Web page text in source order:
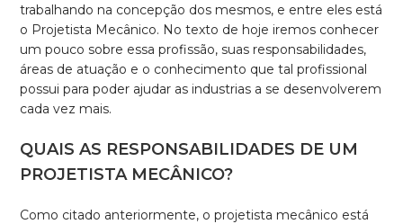
trabalhando na concepção dos mesmos, e entre eles está
o Projetista Mecânico. No texto de hoje iremos conhecer
um pouco sobre essa profissão, suas responsabilidades,
áreas de atuação e o conhecimento que tal profissional
possui para poder ajudar as industrias a se desenvolverem
cada vez mais.
QUAIS AS RESPONSABILIDADES DE UM
PROJETISTA MECÂNICO?
Como citado anteriormente, o projetista mecânico está